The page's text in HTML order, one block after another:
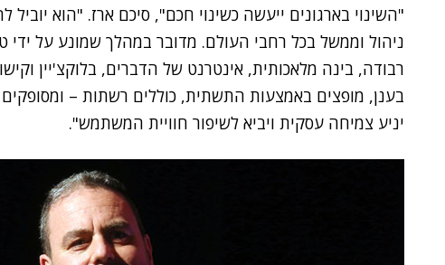
"השינוי בארגונים ייעשה כשינוי חכם", סיכם ארז. "הוא
ניהול וממשל בכל רחבי העולם. מדובר במהלך שמונע על ידי
בענן, מופצים באמצעות התשתית, כוללים רשתות –
יניע צמיחה עסקית ויביא לשיפור חוויית המשתמש".